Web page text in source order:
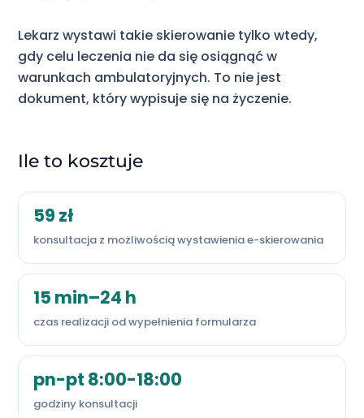
Lekarz wystawi takie skierowanie tylko wtedy,
gdy celu leczenia nie da się osiągnąć w
warunkach ambulatoryjnych. To nie jest
dokument, który wypisuje się na życzenie.
Ile to kosztuje
59 zł
konsultacja z możliwością wystawienia e-skierowania
15 min–24 h
czas realizacji od wypełnienia formularza
pn-pt 8:00-18:00
godziny konsultacji